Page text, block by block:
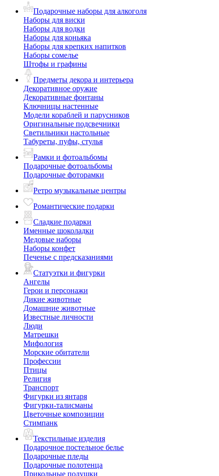
Подарочные наборы для алкоголя
Наборы для виски
Наборы для водки
Наборы для коньяка
Наборы для крепких напитков
Наборы сомелье
Штофы и графины
Предметы декора и интерьера
Декоративное оружие
Декоративные фонтаны
Ключницы настенные
Модели кораблей и парусников
Оригинальные подсвечники
Светильники настольные
Табуреты, пуфы, стулья
Рамки и фотоальбомы
Подарочные фотоальбомы
Подарочные фоторамки
Ретро музыкальные центры
Романтические подарки
Сладкие подарки
Именные шоколадки
Медовые наборы
Наборы конфет
Печенье с предсказаниями
Статуэтки и фигурки
Ангелы
Герои и персонажи
Дикие животные
Домашние животные
Известные личности
Люди
Матрешки
Мифология
Морские обитатели
Профессии
Птицы
Религия
Транспорт
Фигурки из янтаря
Фигурки-талисманы
Цветочные композиции
Стимпанк
Текстильные изделия
Подарочное постельное белье
Подарочные пледы
Подарочные полотенца
Прикольные подушки